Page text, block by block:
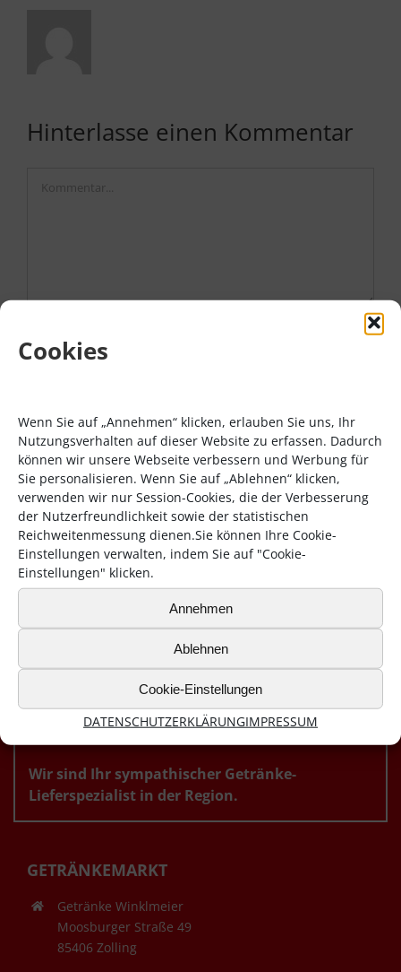
Cookies
Wenn Sie auf „Annehmen“ klicken, erlauben Sie uns, Ihr
Nutzungsverhalten auf dieser Website zu erfassen. Dadurch
können wir unsere Webseite verbessern und Werbung für
Sie personalisieren. Wenn Sie auf „Ablehnen“ klicken,
verwenden wir nur Session-Cookies, die der Verbesserung
der Nutzerfreundlichkeit sowie der statistischen
Reichweitenmessung dienen.Sie können Ihre Cookie-
Einstellungen verwalten, indem Sie auf "Cookie-
Einstellungen" klicken.
Annehmen
Ablehnen
Cookie-Einstellungen
DATENSCHUTZERKLÄRUNGIMPRESSUM
Hinterlasse einen Kommentar
ÜBERZEUGEN SIE SICH.
Wir sind Ihr sympathischer Getränke-
Lieferspezialist in der Region.
GETRÄNKEMARKT
Getränke Winklmeier
Moosburger Straße 49
85406 Zolling